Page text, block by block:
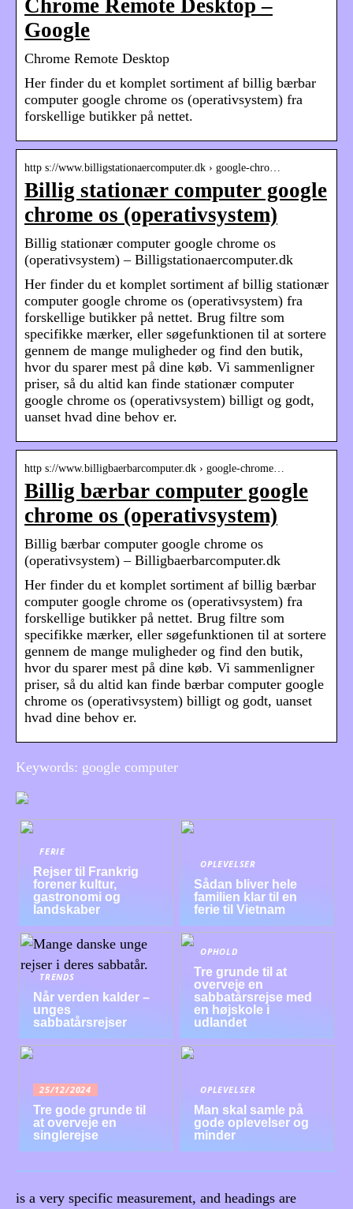
Chrome Remote Desktop –
Google
Chrome Remote Desktop
Her finder du et komplet sortiment af billig bærbar
computer google chrome os (operativsystem) fra
forskellige butikker på nettet.
http s://www.billigstationaercomputer.dk › google-chro…
Billig stationær computer google
chrome os (operativsystem)
Billig stationær computer google chrome os
(operativsystem) – Billigstationaercomputer.dk
Her finder du et komplet sortiment af billig stationær
computer google chrome os (operativsystem) fra
forskellige butikker på nettet. Brug filtre som
specifikke mærker, eller søgefunktionen til at sortere
gennem de mange muligheder og find den butik,
hvor du sparer mest på dine køb. Vi sammenligner
priser, så du altid kan finde stationær computer
google chrome os (operativsystem) billigt og godt,
uanset hvad dine behov er.
http s://www.billigbaerbarcomputer.dk › google-chrome…
Billig bærbar computer google
chrome os (operativsystem)
Billig bærbar computer google chrome os
(operativsystem) – Billigbaerbarcomputer.dk
Her finder du et komplet sortiment af billig bærbar
computer google chrome os (operativsystem) fra
forskellige butikker på nettet. Brug filtre som
specifikke mærker, eller søgefunktionen til at sortere
gennem de mange muligheder og find den butik,
hvor du sparer mest på dine køb. Vi sammenligner
priser, så du altid kan finde bærbar computer google
chrome os (operativsystem) billigt og godt, uanset
hvad dine behov er.
Keywords: google computer
FERIE
Rejser til Frankrig
forener kultur,
gastronomi og
landskaber
OPLEVELSER
Sådan bliver hele
familien klar til en
ferie til Vietnam
TRENDS
Når verden kalder –
unges
sabbatårsrejser
OPHOLD
Tre grunde til at
overveje en
sabbatårsrejse med
en højskole i
udlandet
25/12/2024
Tre gode grunde til
at overveje en
singlerejse
OPLEVELSER
Man skal samle på
gode oplevelser og
minder
is a very specific measurement, and headings are